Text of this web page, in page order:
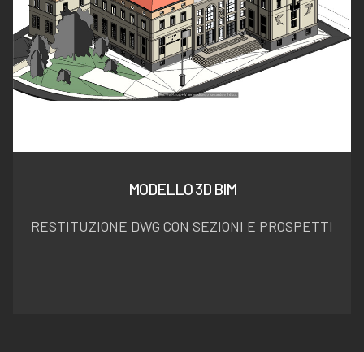
MODELLO 3D BIM
RESTITUZIONE DWG CON SEZIONI E PROSPETTI